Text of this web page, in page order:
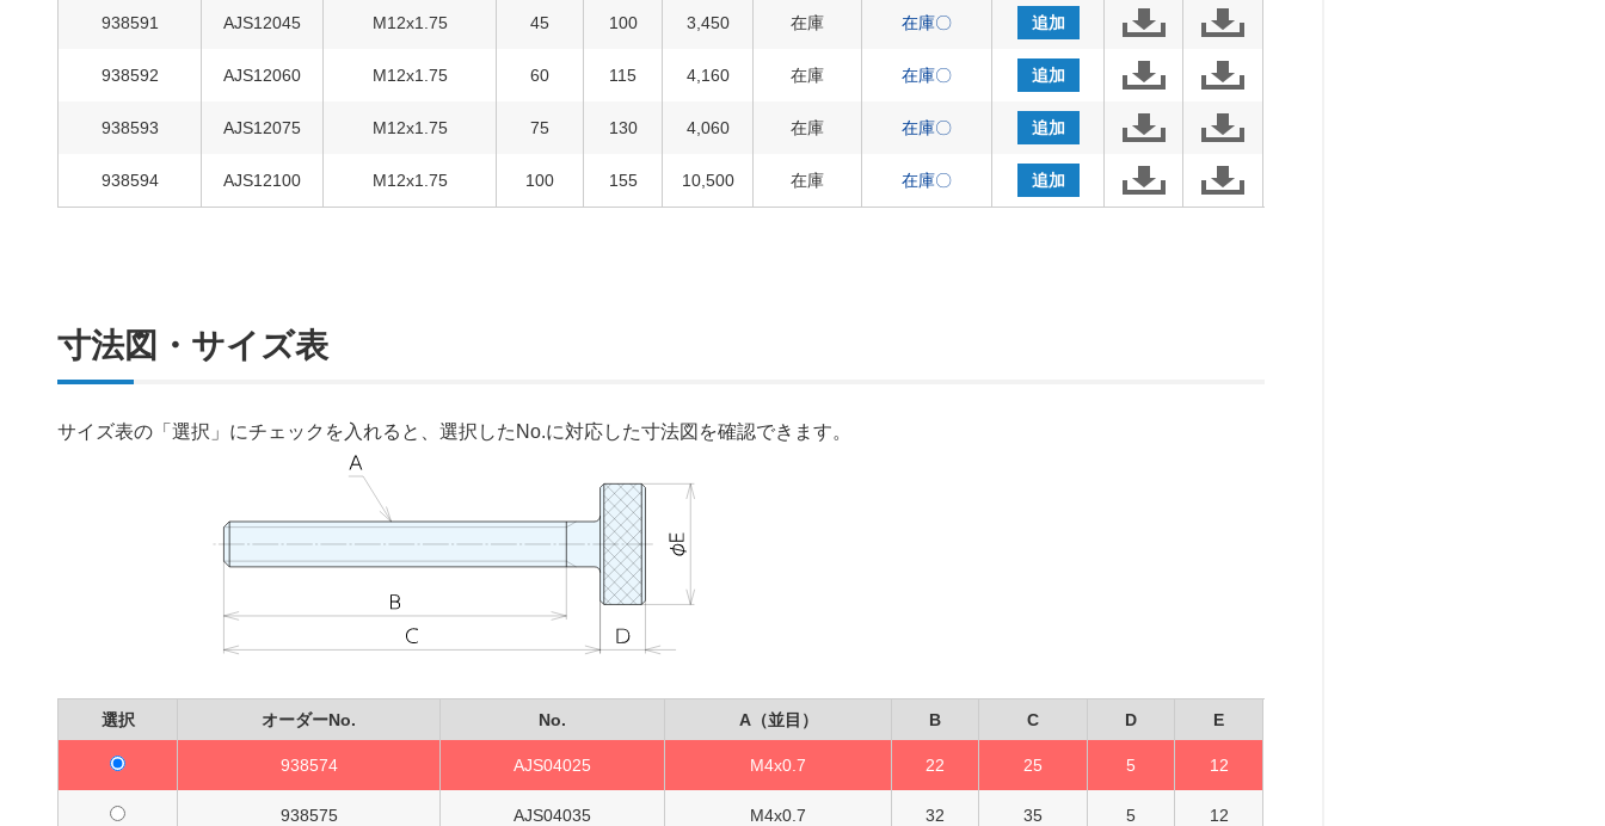
938591 AJS12045 M12x1.75 45 100 3,450 在庫 在庫〇 追加
938592 AJS12060 M12x1.75 60 115 4,160 在庫 在庫〇 追加
938593 AJS12075 M12x1.75 75 130 4,060 在庫 在庫〇 追加
938594 AJS12100 M12x1.75 100 155 10,500 在庫 在庫〇 追加
寸法図・サイズ表
サイズ表の「選択」にチェックを入れると、選択したNo.に対応した寸法図を確認できます。
選択 オーダーNo. No. A（並目） B C D E
938574 AJS04025 M4x0.7 22 25 5 12
938575 AJS04035 M4x0.7 32 35 5 12